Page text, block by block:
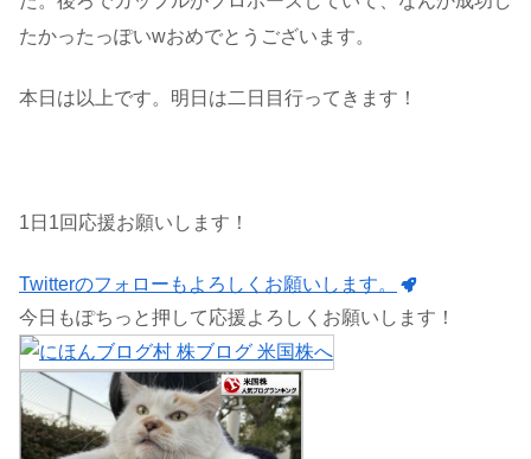
たかったっぽいwおめでとうございます。
本日は以上です。明日は二日目行ってきます！
1日1回応援お願いします！
Twitterのフォローもよろしくお願いします。
今日もぽちっと押して応援よろしくお願いします！